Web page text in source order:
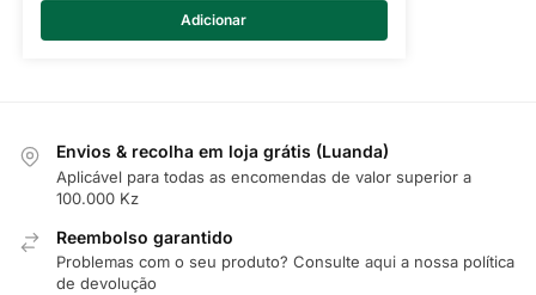
Adicionar
Envios & recolha em loja grátis (Luanda)
Aplicável para todas as encomendas de valor superior a
100.000 Kz
Reembolso garantido
Problemas com o seu produto? Consulte aqui a nossa política
de devolução